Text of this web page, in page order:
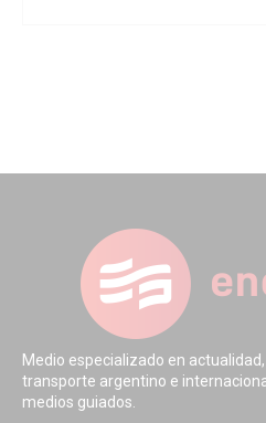
Medio especializado en
transporte argentino e
medios guiados.